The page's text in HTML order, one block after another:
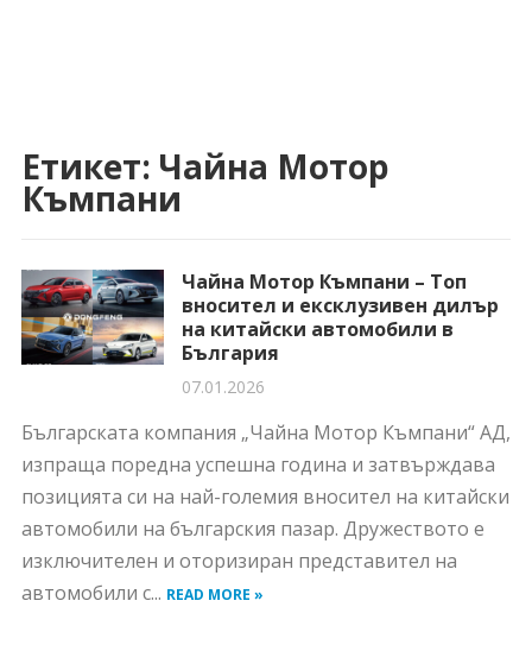
Етикет: Чайна Мотор
Къмпани
Чайна Мотор Къмпани – Топ
вносител и ексклузивен дилър
на китайски автомобили в
България
07.01.2026
Българската компания „Чайна Мотор Къмпани“ АД,
изпраща поредна успешна година и затвърждава
позицията си на най-големия вносител на китайски
автомобили на българския пазар. Дружеството е
изключителен и оторизиран представител на
автомобили с... READ MORE »